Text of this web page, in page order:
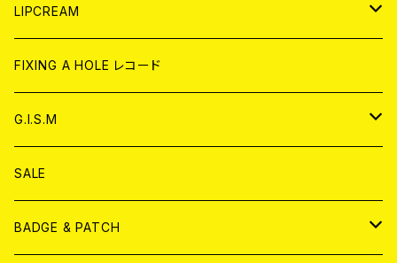
CD
ANALOG
WORLD
CD
ANALOG
JAPAN
CD
ANALOG
WORLD
CD
ANALOG
LIPCREAM
CD
アナログ
DVD
T-shirt & WEAR
FIXING A HOLE レコード
G.I.S.M
CD
ANALOG
SALE
BADGE & PATCH